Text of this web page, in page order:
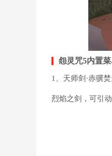
怨灵咒5内置
1、天师剑·赤骥
烈焰之剑，可引